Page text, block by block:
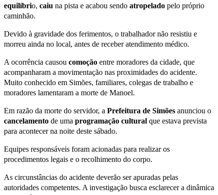
equilíbrio, caiu na pista e acabou sendo atropelado pelo próprio
caminhão.
Devido à gravidade dos ferimentos, o trabalhador não resistiu e
morreu ainda no local, antes de receber atendimento médico.
A ocorrência causou comoção entre moradores da cidade, que
acompanharam a movimentação nas proximidades do acidente.
Muito conhecido em Simões, familiares, colegas de trabalho e
moradores lamentaram a morte de Manoel.
Em razão da morte do servidor, a Prefeitura de Simões anunciou o
cancelamento de uma programação cultural que estava prevista
para acontecer na noite deste sábado.
Equipes responsáveis foram acionadas para realizar os
procedimentos legais e o recolhimento do corpo.
As circunstâncias do acidente deverão ser apuradas pelas
autoridades competentes. A investigação busca esclarecer a dinâmica